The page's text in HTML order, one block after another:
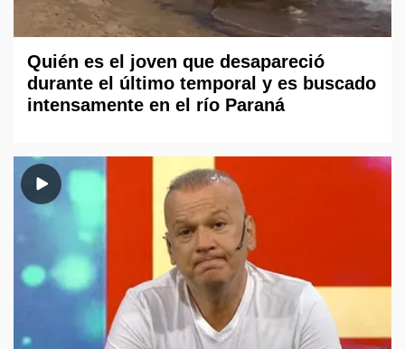
Quién es el joven que desapareció
durante el último temporal y es buscado
intensamente en el río Paraná